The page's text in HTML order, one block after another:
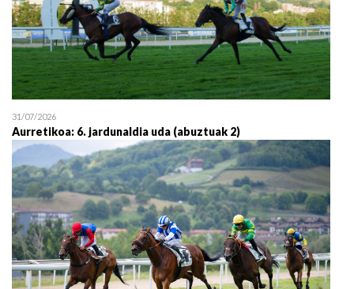
31/07/2026
Aurretikoa: 6. jardunaldia uda (abuztuak 2)